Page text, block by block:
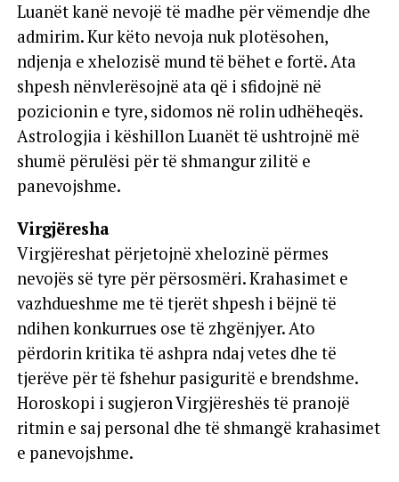
Luanët kanë nevojë të madhe për vëmendje dhe
admirim. Kur këto nevoja nuk plotësohen,
ndjenja e xhelozisë mund të bëhet e fortë. Ata
shpesh nënvlerësojnë ata që i sfidojnë në
pozicionin e tyre, sidomos në rolin udhëheqës.
Astrologjia i këshillon Luanët të ushtrojnë më
shumë përulësi për të shmangur zilitë e
panevojshme.
Virgjëresha
Virgjëreshat përjetojnë xhelozinë përmes
nevojës së tyre për përsosmëri. Krahasimet e
vazhdueshme me të tjerët shpesh i bëjnë të
ndihen konkurrues ose të zhgënjyer. Ato
përdorin kritika të ashpra ndaj vetes dhe të
tjerëve për të fshehur pasiguritë e brendshme.
Horoskopi i sugjeron Virgjëreshës të pranojë
ritmin e saj personal dhe të shmangë krahasimet
e panevojshme.